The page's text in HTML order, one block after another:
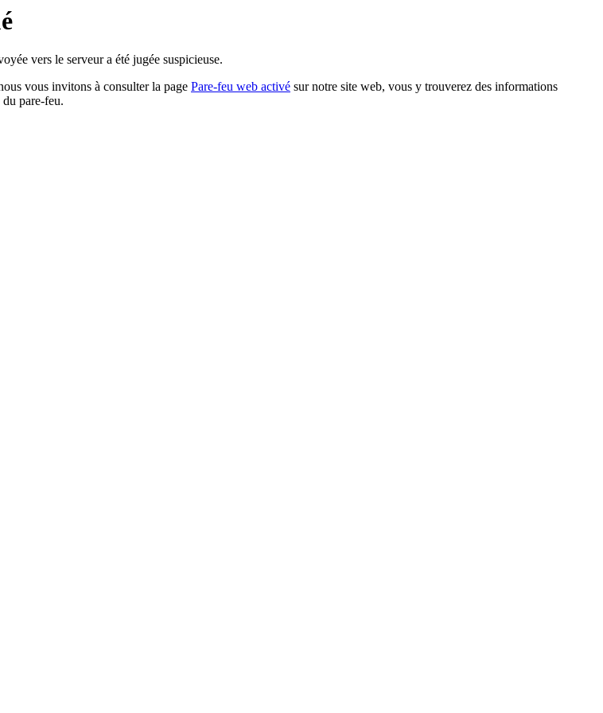
vers le serveur a été jugée suspicieuse.
vous invitons à consulter la page Pare-feu web activé sur notre site web, vous y trouverez des informations
pare-feu.